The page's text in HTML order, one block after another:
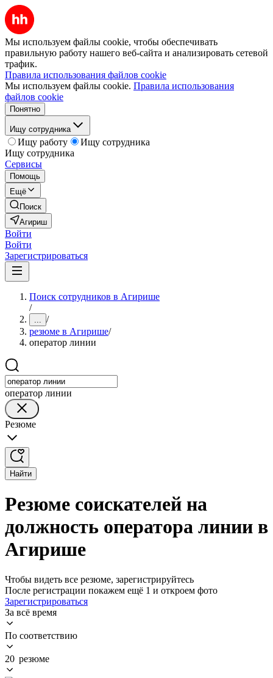
Мы используем файлы cookie, чтобы обеспечивать
правильную работу нашего веб-сайта и анализировать сетевой
трафик.
Правила использования файлов cookie
Мы используем файлы cookie. Правила использования
файлов cookie
Понятно
Ищу сотрудника
Ищу работу
Ищу сотрудника
Ищу сотрудника
Сервисы
Помощь
Ещё
Поиск
Агириш
Войти
Войти
Зарегистрироваться
Поиск сотрудников в Агирише
/
... /
резюме в Агирише/
оператор линии
оператор линии
Резюме
Найти
Резюме соискателей на
должность оператора линии в
Агирише
Чтобы видеть все резюме, зарегистрируйтесь
После регистрации покажем ещё 1 и откроем фото
Зарегистрироваться
За всё время
По соответствию
20 резюме